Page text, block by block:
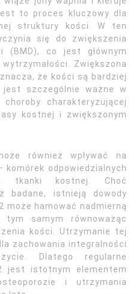
to proces kluczowy dla
struktury kości. W ten
się do zwiększenia
(BMD), co jest głównym
Zwiększona
że kości są bardziej
jest szczególnie ważne w
charakteryzującej
kostnej i zwiększonym
również wpływać na
odpowiedzialnych
tkanki kostnej. Choć
badane, istnieją dowody
może hamować nadmierną
tym samym równoważąc
kości. Utrzymanie tej
zachowania integralności
Dlatego regularne
jest istotnym elementem
i utrzymania